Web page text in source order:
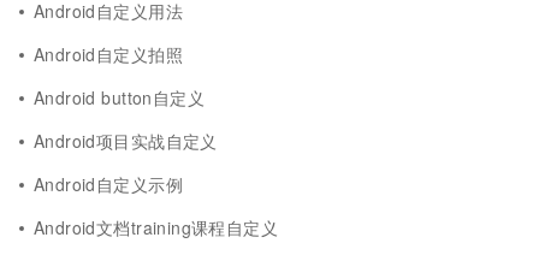
Android自定义用法
Android自定义拍照
Android button自定义
Android项目实战自定义
Android自定义示例
Android文档training课程自定义